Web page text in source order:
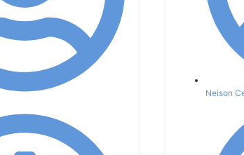
Neison